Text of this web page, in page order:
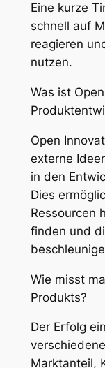
Eine kurze
schnell auf
reagieren
nutzen.
Was ist
Open
externe
in den
Dies
Ressourcen
finden und
Wie misst
Produkts?
Der Erfolg
Marktanteil,